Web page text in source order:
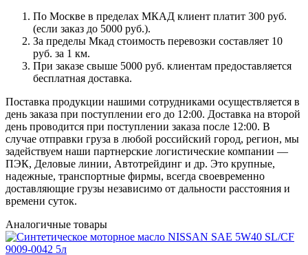
По Москве в пределах МКАД клиент платит 300 руб.
(если заказ до 5000 руб.).
За пределы Мкад стоимость перевозки составляет 10
руб. за 1 км.
При заказе свыше 5000 руб. клиентам предоставляется
бесплатная доставка.
Поставка продукции нашими сотрудниками осуществляется в
день заказа при поступлении его до 12:00. Доставка на второй
день проводится при поступлении заказа после 12:00. В
случае отправки груза в любой российский город, регион, мы
задействуем наши партнерские логистические компании —
ПЭК, Деловые линии, Автотрейдинг и др. Это крупные,
надежные, транспортные фирмы, всегда своевременно
доставляющие грузы независимо от дальности расстояния и
времени суток.
Аналогичные товары